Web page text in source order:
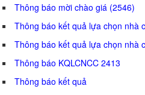
Thông báo mời chào giá (2546)
Thông báo kết quả lựa chọn nhà
Thông báo kết quả lựa chọn nhà
Thông báo KQLCNCC 2413
Thông báo kết quả